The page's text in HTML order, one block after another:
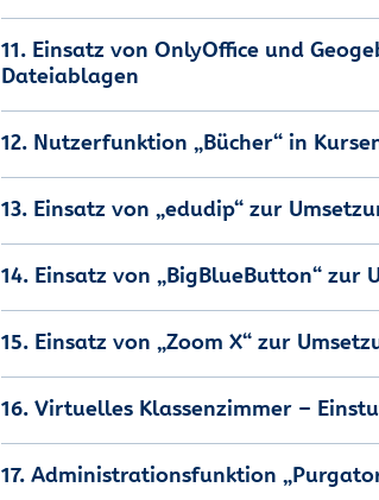
11. Einsatz von OnlyOffice und
Dateiablagen
12. Nutzerfunktion „Bücher“ in
13. Einsatz von „edudip“ zur
14. Einsatz von „BigBlueButton“
15. Einsatz von „Zoom X“ zur
16. Virtuelles Klassenzimmer –
17. Administrationsfunktion